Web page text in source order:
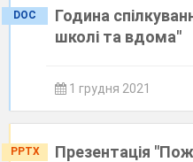
DOC
Година
школі та вдома"
1 грудня 2021
PPTX
Презентація